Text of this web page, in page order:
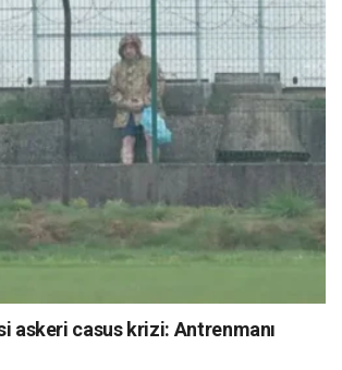
askeri casus krizi: Antrenmanı